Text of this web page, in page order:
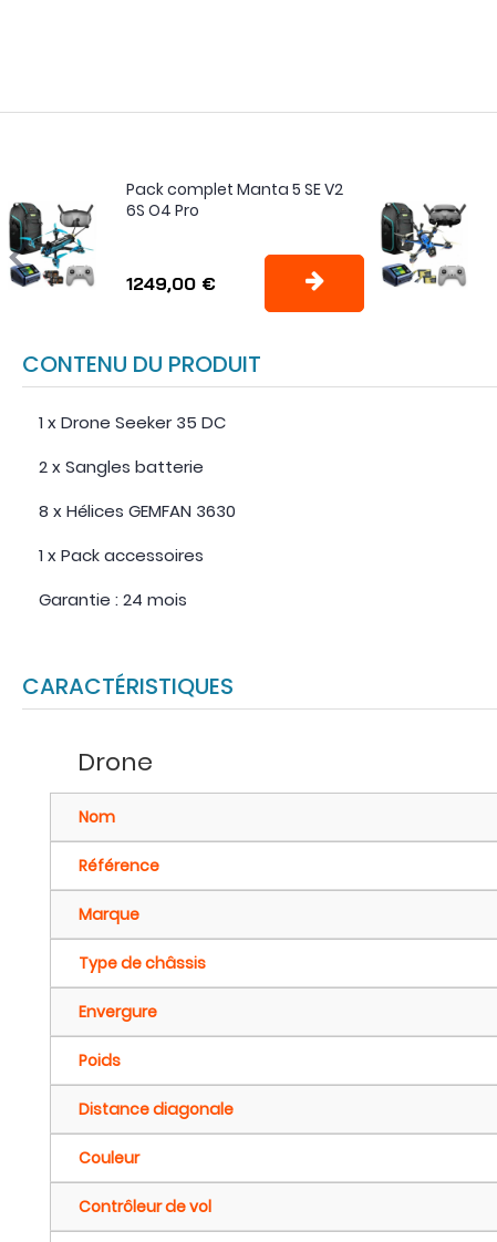
Pack complet Manta 5 SE V2
6S O4 Pro
1249,00 €
CONTENU DU PRODUIT
1 x Drone Seeker 35 DC
2 x Sangles batterie
8 x Hélices GEMFAN 3630
1 x Pack accessoires
Garantie : 24 mois
CARACTÉRISTIQUES
Drone
Nom
Référence
Marque
Type de châssis
Envergure
Poids
Distance diagonale
Couleur
Contrôleur de vol